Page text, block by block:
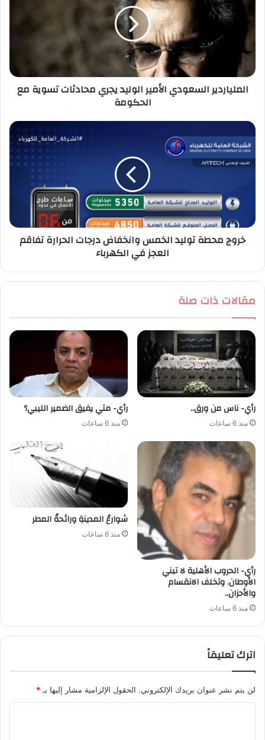
ك
ر
الملياردير السعودي الأمير الوليد يجري محادثات تسوية مع
الحكومة
خروج محطة توليد الخمس وانخفاض درجات الحرارة تفاقم
العجز في الكهرباء
مقالات ذات صلة
رأي- ناس من ورق..
منذ 6 ساعات
رأي- متي يفيق الضمير الليبي؟
منذ 6 ساعات
رأي- الحروب الأهلية لا تبني
الأوطان. وتخلف الانقسام
والأحزان..
منذ 6 ساعات
شوارعُ المدينةِ ورائحةُ المطر
منذ 6 ساعات
اترك تعليقاً
لن يتم نشر عنوان بريدك الإلكتروني. الحقول الإلزامية مشار إليها بـ *